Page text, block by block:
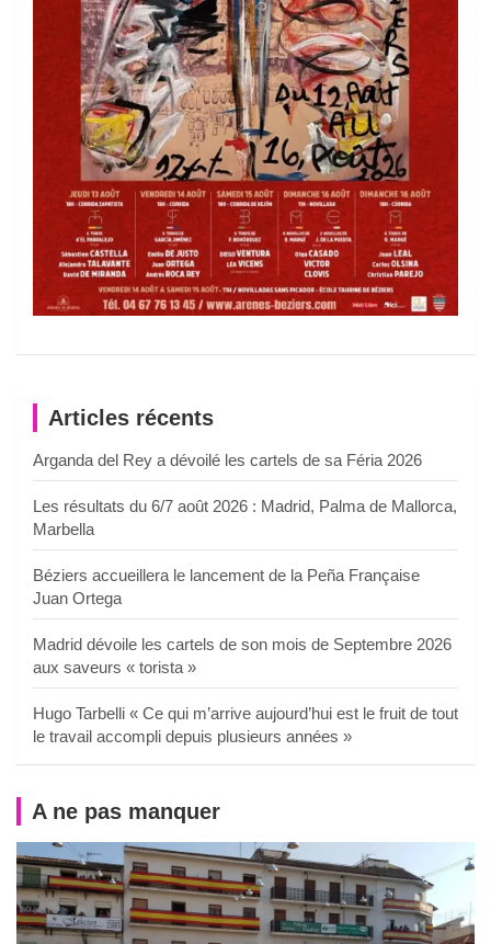
Articles récents
Arganda del Rey a dévoilé les cartels de sa Féria 2026
Les résultats du 6/7 août 2026 : Madrid, Palma de Mallorca,
Marbella
Béziers accueillera le lancement de la Peña Française
Juan Ortega
Madrid dévoile les cartels de son mois de Septembre 2026
aux saveurs « torista »
Hugo Tarbelli « Ce qui m’arrive aujourd’hui est le fruit de tout
le travail accompli depuis plusieurs années »
A ne pas manquer